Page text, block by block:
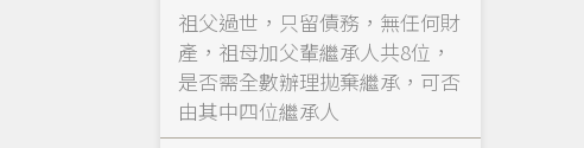
祖父過世，只留債務，無任何財
產，祖母加父輩繼承人共8位，
是否需全數辦理拋棄繼承，可否
由其中四位繼承人